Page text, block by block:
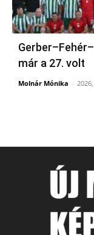
már a 27. volt
Molnár Mónika -